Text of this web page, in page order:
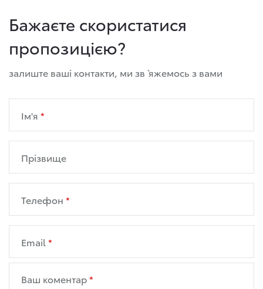
Бажаєте скористатися
пропозицією?
залиште ваші контакти, ми зв`яжемось з вами
Ім'я
Прізвище
Телефон
Email
Ваш коментар